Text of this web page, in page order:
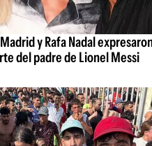
y Rafa Nadal
del padre de Lionel Messi